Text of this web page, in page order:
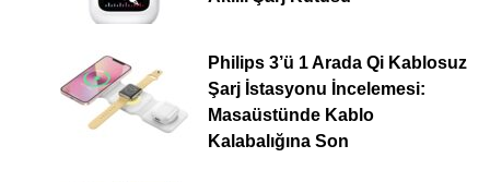
Philips 3’ü 1 Arada Qi Kablosuz
Şarj İstasyonu İncelemesi:
Masaüstünde Kablo
Kalabalığına Son